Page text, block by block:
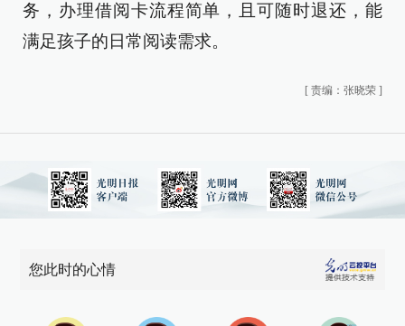
务，办理借阅卡流程简单，且可随时退还，能
满足孩子的日常阅读需求。
[ 责编：张晓荣 ]
您此时的心情